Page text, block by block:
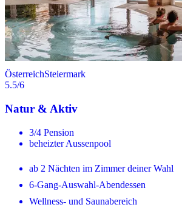
ÖsterreichSteiermark
5.5/6
Natur & Aktiv
3/4 Pension
beheizter Aussenpool
ab 2 Nächten im Zimmer deiner Wahl
6-Gang-Auswahl-Abendessen
Wellness- und Saunabereich